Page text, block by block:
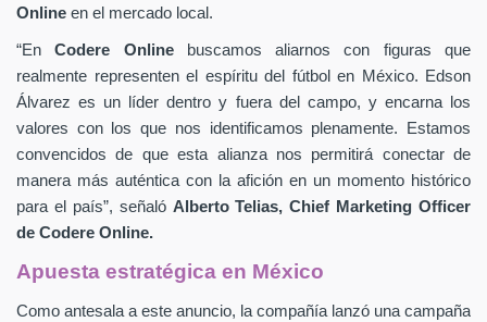
Online en el mercado local.
“EnCodere Onlinebuscamos aliarnos con figuras que
realmente representen el espíritu del fútbol en México. Edson
Álvarez es un líder dentro y fuera del campo, y encarna los
valores con los que nos identificamos plenamente. Estamos
convencidos de que esta alianza nos permitirá conectar de
manera más auténtica con la afición en un momento histórico
para el país”, señaló Alberto Telias,Chief Marketing Officer
de Codere Online.
Apuesta estratégica en México
Como antesala a este anuncio, la compañía lanzó una campaña